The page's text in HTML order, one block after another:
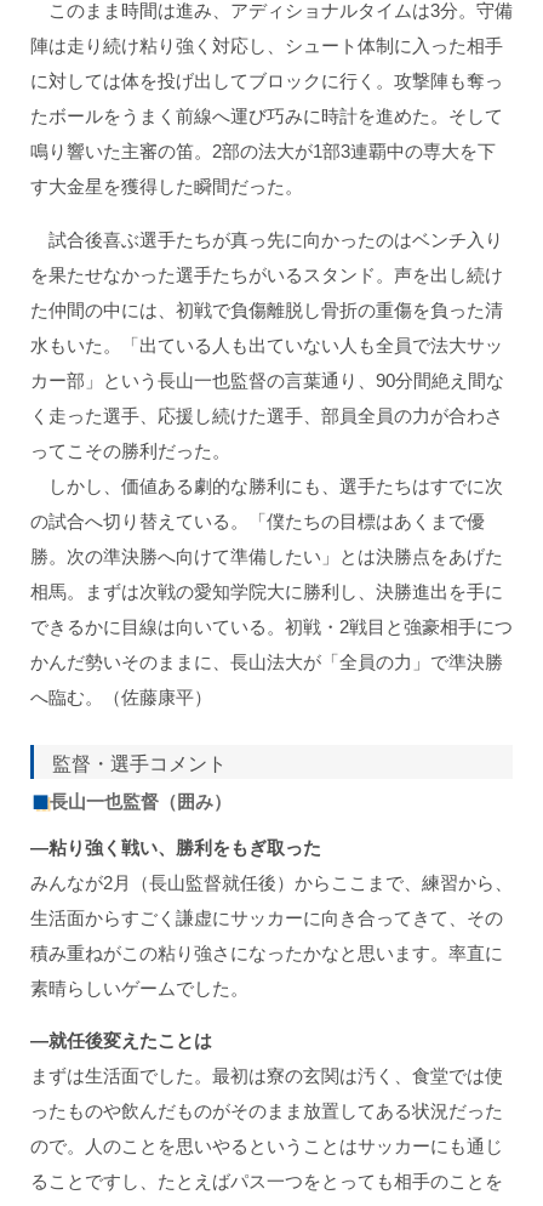
このまま時間は進み、アディショナルタイムは3分。守備
陣は走り続け粘り強く対応し、シュート体制に入った相手
に対しては体を投げ出してブロックに行く。攻撃陣も奪っ
たボールをうまく前線へ運び巧みに時計を進めた。そして
鳴り響いた主審の笛。2部の法大が1部3連覇中の専大を下
す大金星を獲得した瞬間だった。
試合後喜ぶ選手たちが真っ先に向かったのはベンチ入り
を果たせなかった選手たちがいるスタンド。声を出し続け
た仲間の中には、初戦で負傷離脱し骨折の重傷を負った清
水もいた。「出ている人も出ていない人も全員で法大サッ
カー部」という長山一也監督の言葉通り、90分間絶え間な
く走った選手、応援し続けた選手、部員全員の力が合わさ
ってこその勝利だった。
しかし、価値ある劇的な勝利にも、選手たちはすでに次
の試合へ切り替えている。「僕たちの目標はあくまで優
勝。次の準決勝へ向けて準備したい」とは決勝点をあげた
相馬。まずは次戦の愛知学院大に勝利し、決勝進出を手に
できるかに目線は向いている。初戦・2戦目と強豪相手につ
かんだ勢いそのままに、長山法大が「全員の力」で準決勝
へ臨む。（佐藤康平）
監督・選手コメント
長山一也監督（囲み）
―粘り強く戦い、勝利をもぎ取った
みんなが2月（長山監督就任後）からここまで、練習から、
生活面からすごく謙虚にサッカーに向き合ってきて、その
積み重ねがこの粘り強さになったかなと思います。率直に
素晴らしいゲームでした。
―就任後変えたことは
まずは生活面でした。最初は寮の玄関は汚く、食堂では使
ったものや飲んだものがそのまま放置してある状況だった
ので。人のことを思いやるということはサッカーにも通じ
ることですし、たとえばパス一つをとっても相手のことを